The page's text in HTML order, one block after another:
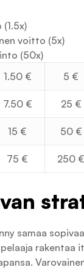
voitto (5x)
(50x)
1.50 € 5 €
7.50 € 25 €
15 € 50 €
75 € 250 €
samaa
rakentaa